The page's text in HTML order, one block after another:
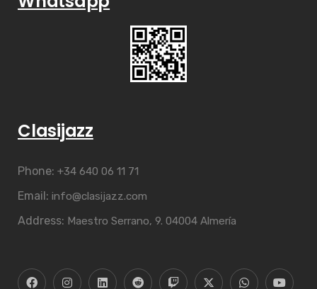
Clasijazz
Phone: +34 640 06 11 71
Email: info@clasijazz.com
Address: Maestro Serrano, 9. 04004 Almería